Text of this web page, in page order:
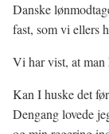
Danske
fast, som vi ellers
Vi har vist, at
Kan I huske det
Dengang lovede